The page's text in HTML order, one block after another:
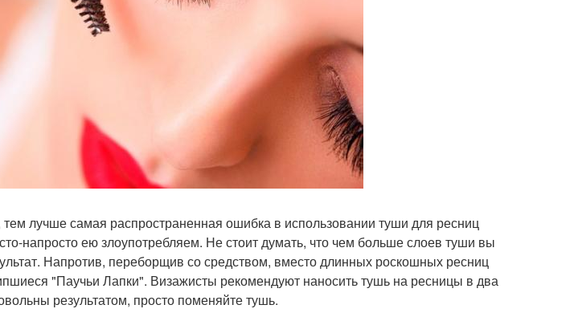
лучше самая распространенная ошибка в использовании туши для ресниц
напросто ею злоупотребляем. Не стоит думать, что чем больше слоев туши вы
Напротив, переборщив со средством, вместо длинных роскошных ресниц
"Паучьи Лапки". Визажисты рекомендуют наносить тушь на ресницы в два
результатом, просто поменяйте тушь.